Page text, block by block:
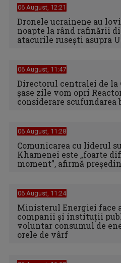
06 August, 12:21
Dronele ucrainene au
noapte la rând rafinării
atacurile rusești asupra
06 August, 11:47
Directorul centralei de la
şase zile vom opri
considerare scufundarea
06 August, 11:28
Comunicarea cu liderul
Khamenei este „foarte
moment”, afirmă
06 August, 11:24
Ministerul Energiei face
companii și instituții
voluntar consumul de
orele de vârf